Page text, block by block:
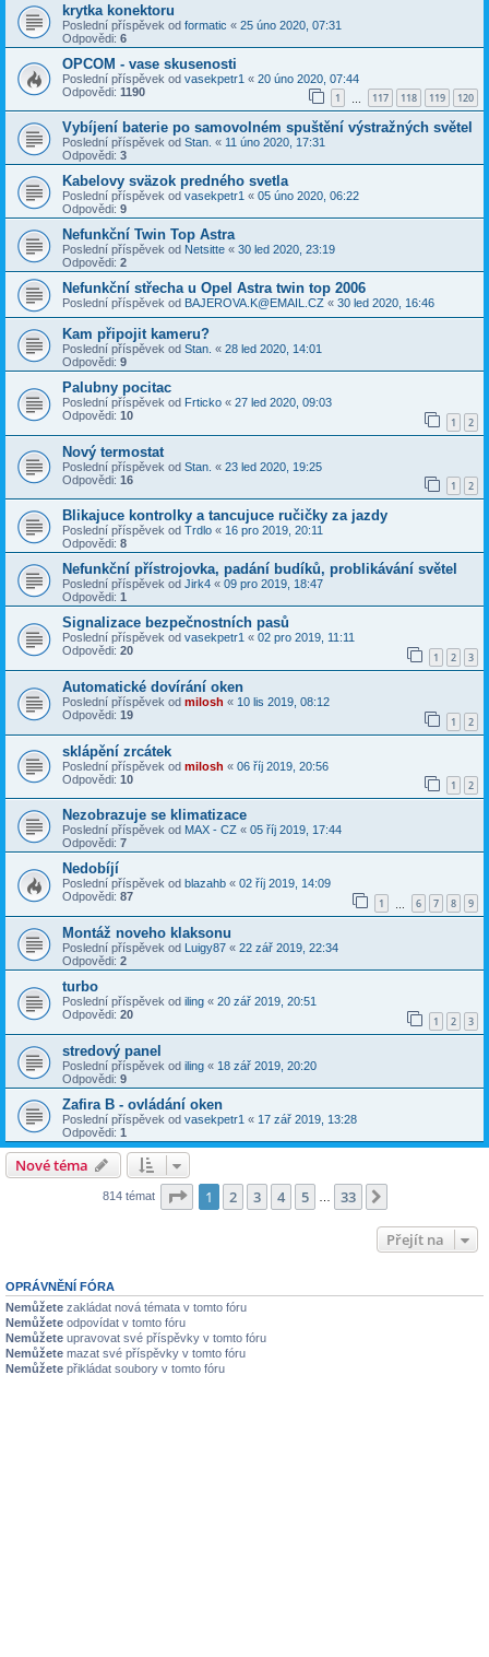
krytka konektoru
Poslední příspěvek od formatic « 25 úno 2020, 07:31
Odpovědi: 6
OPCOM - vase skusenosti
Poslední příspěvek od vasekpetr1 « 20 úno 2020, 07:44
Odpovědi: 1190 1 117 118 119 120
Vybíjení baterie po samovolném spuštění výstražných světel
Poslední příspěvek od Stan. « 11 úno 2020, 17:31
Odpovědi: 3
Kabelovy sväzok predného svetla
Poslední příspěvek od vasekpetr1 « 05 úno 2020, 06:22
Odpovědi: 9
Nefunkční Twin Top Astra
Poslední příspěvek od Netsitte « 30 led 2020, 23:19
Odpovědi: 2
Nefunkční střecha u Opel Astra twin top 2006
Poslední příspěvek od BAJEROVA.K@EMAIL.CZ « 30 led 2020, 16:46
Kam připojit kameru?
Poslední příspěvek od Stan. « 28 led 2020, 14:01
Odpovědi: 9
Palubny pocitac
Poslední příspěvek od Frticko « 27 led 2020, 09:03
Odpovědi: 10 1 2
Nový termostat
Poslední příspěvek od Stan. « 23 led 2020, 19:25
Odpovědi: 16 1 2
Blikajuce kontrolky a tancujuce ručičky za jazdy
Poslední příspěvek od Trdlo « 16 pro 2019, 20:11
Odpovědi: 8
Nefunkční přístrojovka, padání budíků, problikávání světel
Poslední příspěvek od Jirk4 « 09 pro 2019, 18:47
Odpovědi: 1
Signalizace bezpečnostních pasů
Poslední příspěvek od vasekpetr1 « 02 pro 2019, 11:11
Odpovědi: 20 1 2 3
Automatické dovírání oken
Poslední příspěvek od milosh « 10 lis 2019, 08:12
Odpovědi: 19 1 2
sklápění zrcátek
Poslední příspěvek od milosh « 06 říj 2019, 20:56
Odpovědi: 10 1 2
Nezobrazuje se klimatizace
Poslední příspěvek od MAX - CZ « 05 říj 2019, 17:44
Odpovědi: 7
Nedobíjí
Poslední příspěvek od blazahb « 02 říj 2019, 14:09
Odpovědi: 87 1 6 7 8 9
Montáž noveho klaksonu
Poslední příspěvek od Luigy87 « 22 zář 2019, 22:34
Odpovědi: 2
turbo
Poslední příspěvek od iling « 20 zář 2019, 20:51
Odpovědi: 20 1 2 3
stredový panel
Poslední příspěvek od iling « 18 zář 2019, 20:20
Odpovědi: 9
Zafira B - ovládání oken
Poslední příspěvek od vasekpetr1 « 17 zář 2019, 13:28
Odpovědi: 1
Nové téma
814 témat Stránka z 33
1 2 3 4 5 33
Přejít na
OPRÁVNĚNÍ FÓRA
Nemůžete zakládat nová témata v tomto fóru
Nemůžete odpovídat v tomto fóru
Nemůžete upravovat své příspěvky v tomto fóru
Nemůžete mazat své příspěvky v tomto fóru
Nemůžete přikládat soubory v tomto fóru